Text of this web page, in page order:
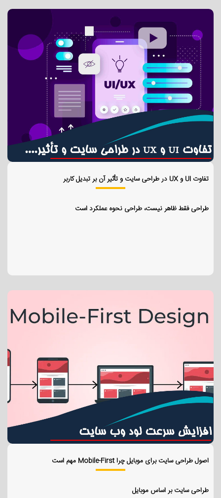
تفاوت UI و UX در طراحی سایت و تأثیر آن بر تبدیل کاربر
طراحی فقط ظاهر نیست، طراحی نحوه عملکرد است
اصول طراحی سایت برای موبایل چرا Mobile-First مهم است
طراحی سایت بر اساس موبایل